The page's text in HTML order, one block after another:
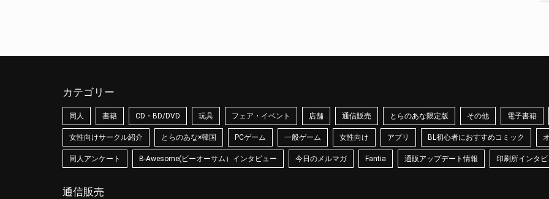
カテゴリー
同人 書籍 CD・BD/DVD 玩具 フェア・イベント 店舗 通信販売 とらのあな限定版 その他 電子書籍
女性向けサークル紹介 とらのあな×韓国 PCゲーム 一般ゲーム 女性向け アプリ BL初心者におすすめコミック
同人アンケート B-Awesome(ビーオーサム）インタビュー 今日のメルマガ Fantia 通販アップデート情報 印刷所インタ
通信販売